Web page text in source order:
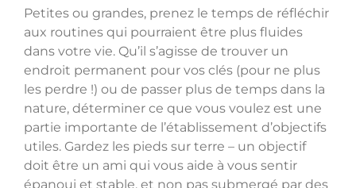
Petites ou grandes, prenez le temps de réfléchir
aux routines qui pourraient être plus fluides
dans votre vie. Qu’il s’agisse de trouver un
endroit permanent pour vos clés (pour ne plus
les perdre !) ou de passer plus de temps dans la
nature, déterminer ce que vous voulez est une
partie importante de l’établissement d’objectifs
utiles. Gardez les pieds sur terre – un objectif
doit être un ami qui vous aide à vous sentir
épanoui et stable, et non pas submergé par des